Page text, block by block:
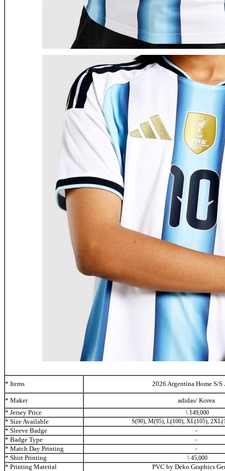
* Items 2026 Argentina Home S/S
* Maker
adidas/ Korea
* Jersey Price
\ 149,000
* Size Available S(90), M(95), L(100), XL(105),
* Sleeve Badge -
* Badge Type -
* Match Day Printing -
* Shirt Printing \ 45,000
* Printing Material
PVC by Deko Graphics